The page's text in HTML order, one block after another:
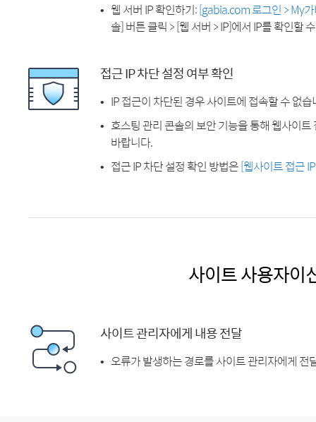
웹 서버 IP 확인하기:[gabia.com 로그인 > My
솔] 버튼 클릭 > [웹 서버 > IP]에서 IP를 확인할
접근 IP 차단 설정 여부 확인
IP 접근이 차단된 경우 사이트에 접속할 수 없습
호스팅 관리 콘솔의 보안 기능을 통해 웹사이
바랍니다.
접근 IP 차단 설정 확인 방법은[웹사이트 접근
사이트 사용자이
사이트 관리자에게 내용 전달
오류가 발생하는 경로를 사이트 관리자에게 전